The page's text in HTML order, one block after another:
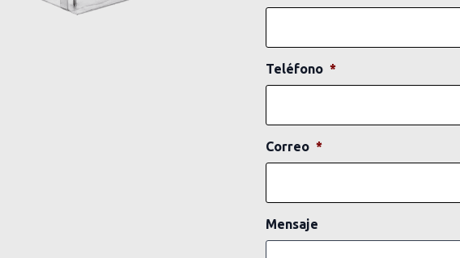
Teléfono *
Correo *
Mensaje